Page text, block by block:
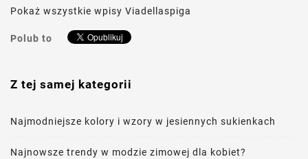
Pokaż wszystkie wpisy Viadellaspiga
Polub to
Z tej samej kategorii
Najmodniejsze kolory i wzory w jesiennych sukienkach
Najnowsze trendy w modzie zimowej dla kobiet?